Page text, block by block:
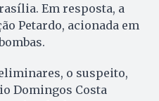
Em resposta, a
Petardo, acionada em
o suspeito,
Domingos Costa